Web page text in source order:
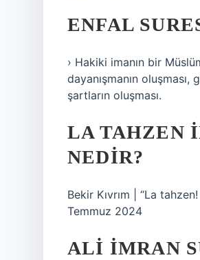
ENFAL
› Hakiki imanın bir
dayanışmanın
şartların oluşması.
LA TAHZEN
NEDIR?
Bekir Kıvrım | “La
Temmuz 2024
ALI İMRAN